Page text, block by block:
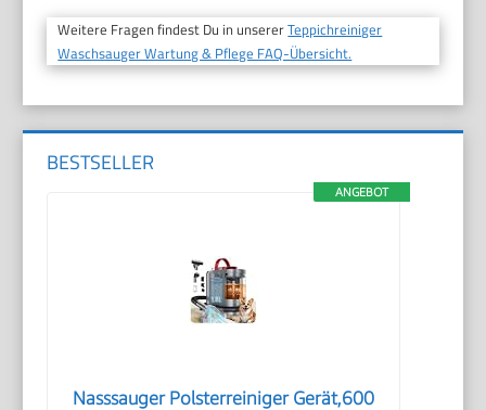
Weitere Fragen findest Du in unsererTeppichreiniger
Waschsauger Wartung & Pflege FAQ-Übersicht.
BESTSELLER
ANGEBOT
Nasssauger Polsterreiniger Gerät,600